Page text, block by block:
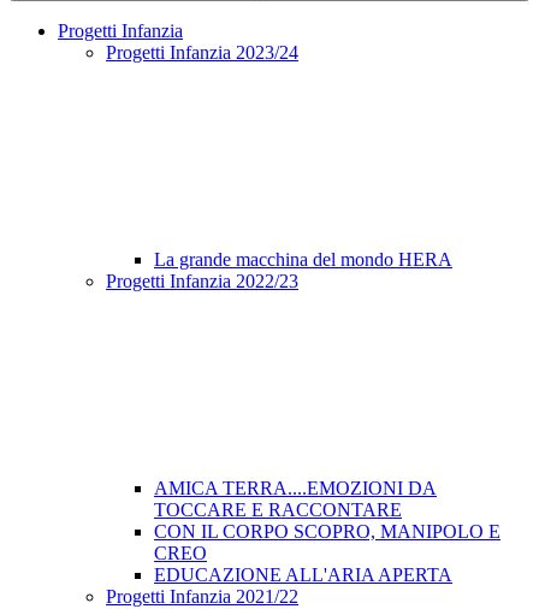
Progetti Infanzia
Progetti Infanzia 2023/24
La grande macchina del mondo HERA
Progetti Infanzia 2022/23
AMICA TERRA....EMOZIONI DA
TOCCARE E RACCONTARE
CON IL CORPO SCOPRO, MANIPOLO E
CREO
EDUCAZIONE ALL'ARIA APERTA
Progetti Infanzia 2021/22